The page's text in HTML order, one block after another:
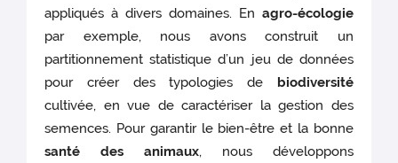
appliqués à divers domaines. En agro-écologie
par exemple, nous avons construit un
partitionnement statistique d’un jeu de données
pour créer des typologies de biodiversité
cultivée, en vue de caractériser la gestion des
semences. Pour garantir le bien-être et la bonne
santé des animaux, nous développons